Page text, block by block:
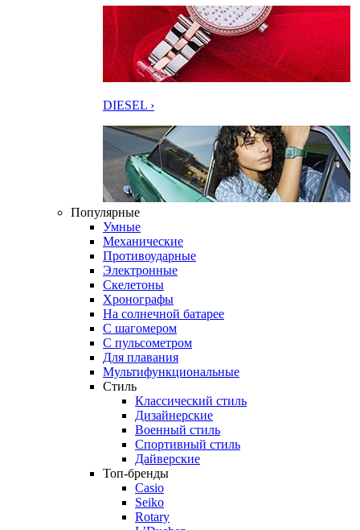
DIESEL ›
Популярные
Умные
Механические
Противоударные
Электронные
Скелетоны
Хронографы
На солнечной батарее
С шагомером
С пульсометром
Для плавания
Мультифункциональные
Стиль
Классический стиль
Дизайнерские
Военный стиль
Спортивный стиль
Дайверские
Топ-бренды
Casio
Seiko
Rotary